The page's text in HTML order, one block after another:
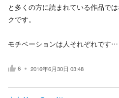
と多くの方に読まれている作品で
クです。
モチベーションは人それぞれです…
6 2016年6月30日 03:48